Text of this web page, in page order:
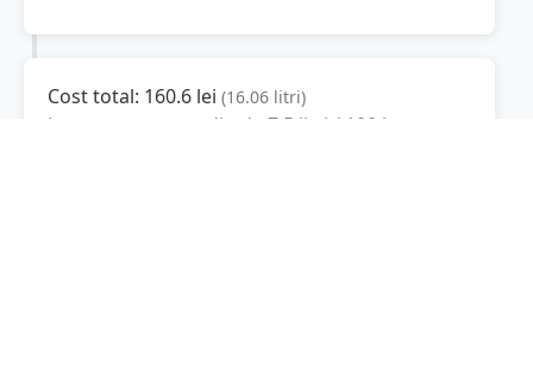
Cost total: 160.6 lei (16.06 litri)
La un consum mediu de 7.5 litri / 100 km